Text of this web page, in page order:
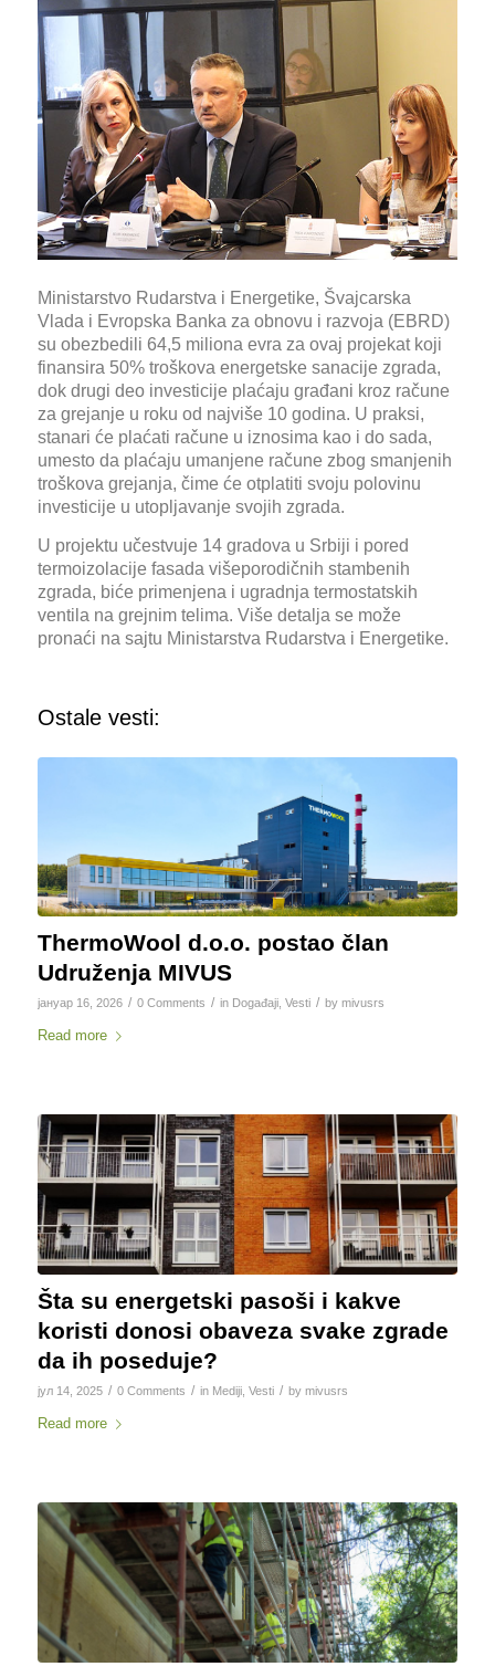
Ministarstvo Rudarstva i Energetike, Švajcarska
Vlada i Evropska Banka za obnovu i razvoja (EBRD)
su obezbedili 64,5 miliona evra za ovaj projekat koji
finansira 50% troškova energetske sanacije zgrada,
dok drugi deo investicije plaćaju građani kroz račune
za grejanje u roku od najviše 10 godina. U praksi,
stanari će plaćati račune u iznosima kao i do sada,
umesto da plaćaju umanjene račune zbog smanjenih
troškova grejanja, čime će otplatiti svoju polovinu
investicije u utopljavanje svojih zgrada.
U projektu učestvuje 14 gradova u Srbiji i pored
termoizolacije fasada višeporodičnih stambenih
zgrada, biće primenjena i ugradnja termostatskih
ventila na grejnim telima. Više detalja se može
pronaći na sajtu Ministarstva Rudarstva i Energetike.
Ostale vesti:
ThermoWool d.o.o. postao član
Udruženja MIVUS
јануар 16, 2026 / 0 Comments / in Događaji, Vesti / by mivusrs
Read more
Šta su energetski pasoši i kakve
koristi donosi obaveza svake zgrade
da ih poseduje?
јул 14, 2025 / 0 Comments / in Mediji, Vesti / by mivusrs
Read more